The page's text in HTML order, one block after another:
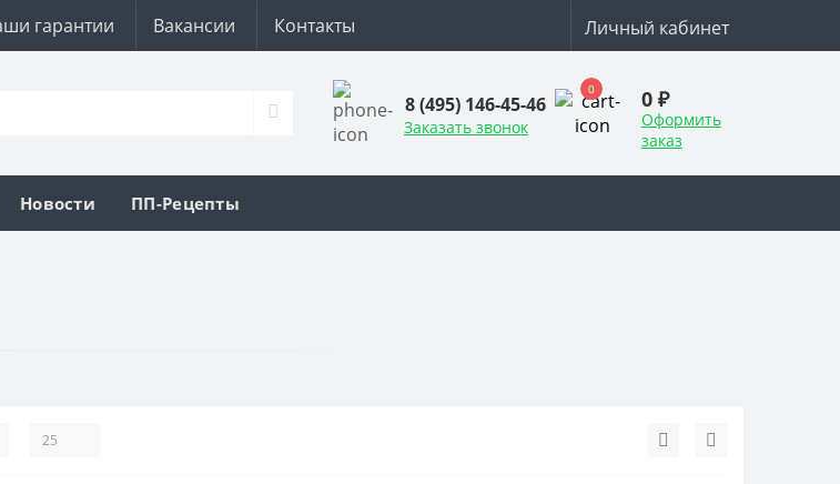
гарантии Вакансии Контакты Личный кабинет
8 (495) 146-45-46
Заказать звонок
0 0 ₽
Оформить
заказ
Новости ПП-Рецепты